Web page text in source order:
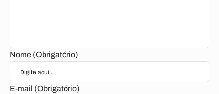
Nome (Obrigatório)
E-mail (Obrigatório)